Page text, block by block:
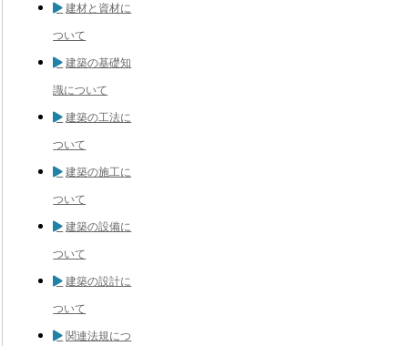
建材と資材に
ついて
建築の基礎知
識について
建築の工法に
ついて
建築の施工に
ついて
建築の設備に
ついて
建築の設計に
ついて
関連法規につ